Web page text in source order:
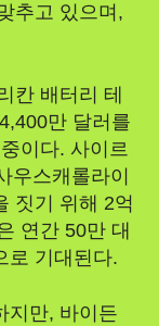
추고 있으며,
칸 배터리 테
만 달러를
이다. 사이르
우스캐롤라이
짓기 위해 2억
연간 50만 대
로 기대된다.
지만, 바이든